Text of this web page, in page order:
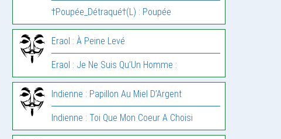
†Poupée_Détraqué†(L) : Poupée
Eraol : À Peine Levé
Eraol : Je Ne Suis Qu’Un Homme :
Indienne : Papillon Au Miel D’Argent
Indienne : Toi Que Mon Coeur A Choisi